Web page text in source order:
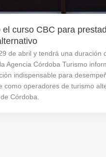
el curso CBC para
de abril y tendrá una duración
Agencia Córdoba Turismo
indispensable para
como operadores de turismo
Córdoba.